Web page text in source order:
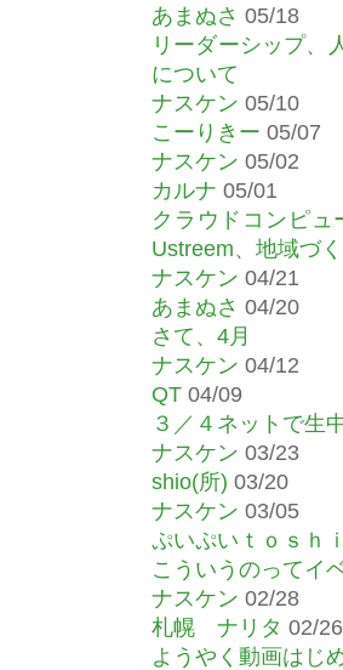
あまぬさ 05/18
リーダーシップ、
について
ナスケン 05/10
こーりきー 05/07
ナスケン 05/02
カルナ 05/01
クラウドコンピュ
Ustreem、地域づ
ナスケン 04/21
あまぬさ 04/20
さて、4月
ナスケン 04/12
QT 04/09
３／４ネットで生
ナスケン 03/23
shio(所) 03/20
ナスケン 03/05
ぷいぷいｔｏｓｈ
こういうのってイ
ナスケン 02/28
札幌 ナリタ 02/26
ようやく動画はじ